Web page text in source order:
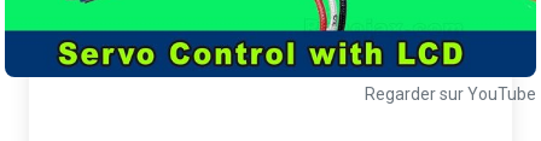
Regarder sur YouTube